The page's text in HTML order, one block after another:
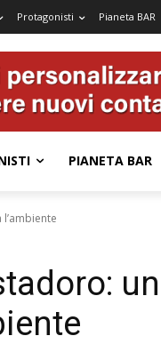
Protagonisti Pianeta BAR
PIANETA BAR
un